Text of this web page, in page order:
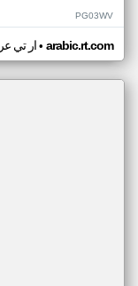
PG03WV
ار تي• arabic.rt.com